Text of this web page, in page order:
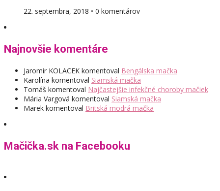
22. septembra, 2018 • 0 komentárov
Najnovšie komentáre
Jaromir KOLACEK komentoval Bengálska mačka
Karolína komentoval Siamská mačka
Tomáš komentoval Najčastejšie infekčné choroby mačiek
Mária Vargová komentoval Siamská mačka
Marek komentoval Britská modrá mačka
Mačička.sk na Facebooku